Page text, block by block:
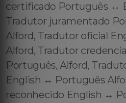
certificado Português ↔️
Tradutor juramentado
Alford, Tradutor oficial
Alford, Tradutor
Português, Alford,
English ↔️ Português
reconhecido English ↔️